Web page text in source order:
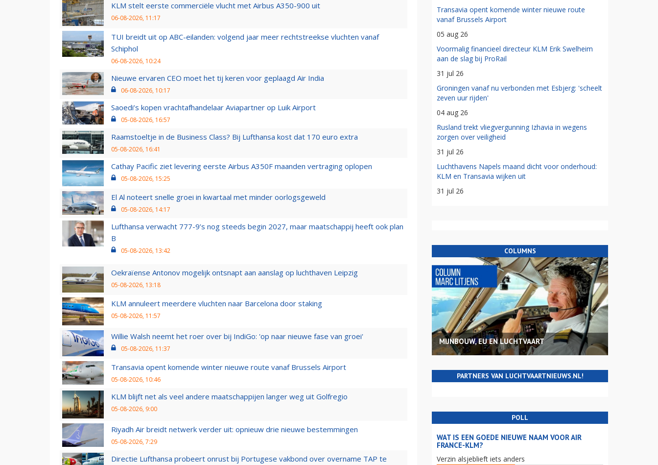
KLM stelt eerste commerciële vlucht met Airbus A350-900 uit
06-08-2026, 11:17
TUI breidt uit op ABC-eilanden: volgend jaar meer rechtstreekse vluchten vanaf
Schiphol
06-08-2026, 10:24
Nieuwe ervaren CEO moet het tij keren voor geplaagd Air India
06-08-2026, 10:17
Saoedi’s kopen vrachtafhandelaar Aviapartner op Luik Airport
05-08-2026, 16:57
Raamstoeltje in de Business Class? Bij Lufthansa kost dat 170 euro extra
05-08-2026, 16:41
Cathay Pacific ziet levering eerste Airbus A350F maanden vertraging oplopen
05-08-2026, 15:25
El Al noteert snelle groei in kwartaal met minder oorlogsgeweld
05-08-2026, 14:17
Lufthansa verwacht 777-9’s nog steeds begin 2027, maar maatschappij heeft ook plan
B
05-08-2026, 13:42
Oekraïense Antonov mogelijk ontsnapt aan aanslag op luchthaven Leipzig
05-08-2026, 13:18
KLM annuleert meerdere vluchten naar Barcelona door staking
05-08-2026, 11:57
Willie Walsh neemt het roer over bij IndiGo: 'op naar nieuwe fase van groei'
05-08-2026, 11:37
Transavia opent komende winter nieuwe route vanaf Brussels Airport
05-08-2026, 10:46
KLM blijft net als veel andere maatschappijen langer weg uit Golfregio
05-08-2026, 9:00
Riyadh Air breidt netwerk verder uit: opnieuw drie nieuwe bestemmingen
05-08-2026, 7:29
Directie Lufthansa probeert onrust bij Portugese vakbond over overname TAP te
Transavia opent komende winter nieuwe route
vanaf Brussels Airport
05 aug 26
Voormalig financieel directeur KLM Erik Swelheim
aan de slag bij ProRail
31 jul 26
Groningen vanaf nu verbonden met Esbjerg: 'scheelt
zeven uur rijden'
04 aug 26
Rusland trekt vliegvergunning Izhavia in wegens
zorgen over veiligheid
31 jul 26
Luchthavens Napels maand dicht voor onderhoud:
KLM en Transavia wijken uit
31 jul 26
COLUMNS
MIJNBOUW, EU EN LUCHTVAART
PARTNERS VAN LUCHTVAARTNIEUWS.NL!
POLL
WAT IS EEN GOEDE NIEUWE NAAM VOOR AIR
FRANCE-KLM?
Verzin alsjeblieft iets anders